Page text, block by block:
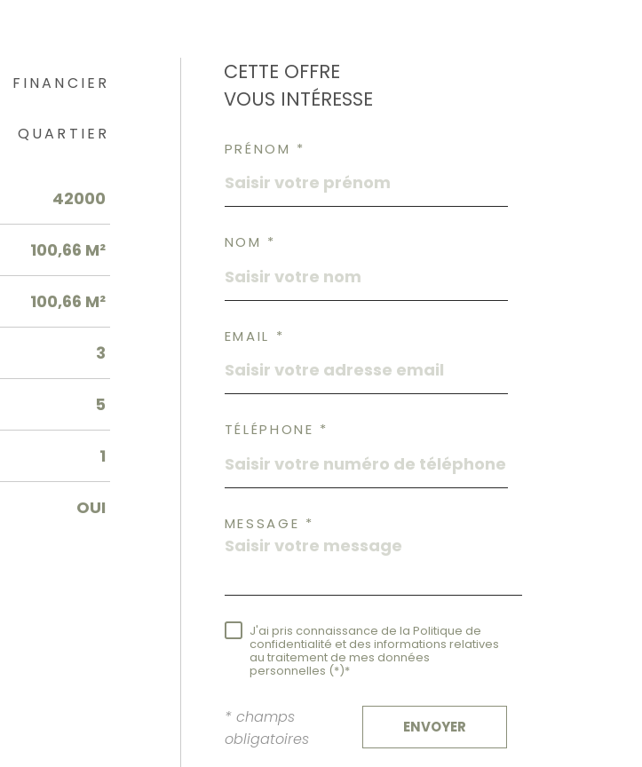
FINANCIER
QUARTIER
42000
100,66 M²
100,66 M²
3
5
1
OUI
CETTE OFFRE
VOUS INTÉRESSE
PRÉNOM *
NOM *
EMAIL *
TÉLÉPHONE *
MESSAGE *
J'ai pris connaissance de la Politique de
confidentialité et des informations relatives
au traitement de mes données
personnelles (*)*
* champs
obligatoires
ENVOYER